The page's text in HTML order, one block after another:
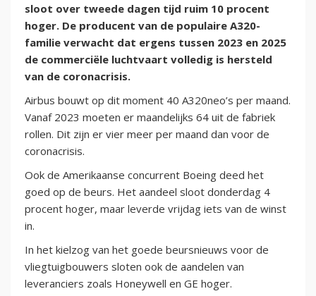
sloot over tweede dagen tijd ruim 10 procent
hoger. De producent van de populaire A320-
familie verwacht dat ergens tussen 2023 en 2025
de commerciële luchtvaart volledig is hersteld
van de coronacrisis.
Airbus bouwt op dit moment 40 A320neo’s per maand.
Vanaf 2023 moeten er maandelijks 64 uit de fabriek
rollen. Dit zijn er vier meer per maand dan voor de
coronacrisis.
Ook de Amerikaanse concurrent Boeing deed het
goed op de beurs. Het aandeel sloot donderdag 4
procent hoger, maar leverde vrijdag iets van de winst
in.
In het kielzog van het goede beursnieuws voor de
vliegtuigbouwers sloten ook de aandelen van
leveranciers zoals Honeywell en GE hoger.